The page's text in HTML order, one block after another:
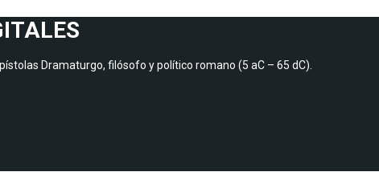
Dramaturgo, filósofo y político romano (5 aC – 65 dC).